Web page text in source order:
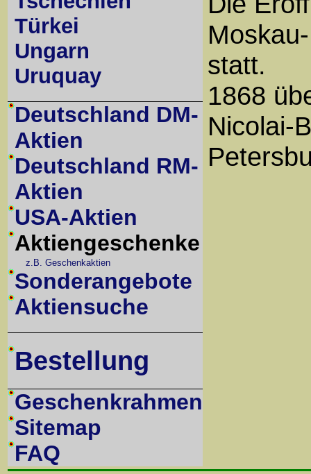
Türkei
Ungarn
Uruquay
Deutschland DM-
Aktien
Deutschland RM-
Aktien
USA-Aktien
Aktiengeschenke
z.B. Geschenkaktien
Sonderangebote
Aktiensuche
Bestellung
Geschenkrahmen
Sitemap
FAQ
statt.
1868
Nicolai-